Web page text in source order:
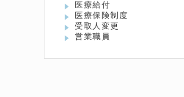
医療給付
医療保険制度
受取人変更
営業職員